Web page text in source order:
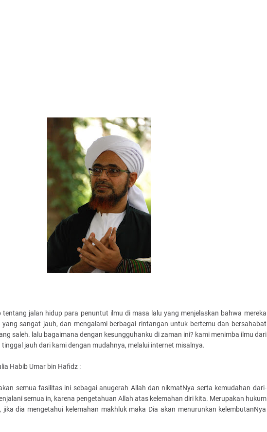
tentang jalan hidup para penuntut ilmu di masa lalu yang menjelaskan bahwa mereka
yang sangat jauh, dan mengalami berbagai rintangan untuk bertemu dan bersahabat
saleh. lalu bagaimana dengan kesungguhanku di zaman ini? kami menimba ilmu dari
jauh dari kami dengan mudahnya, melalui internet misalnya.
Habib Umar bin Hafidz :
semua fasilitas ini sebagai anugerah Allah dan nikmatNya serta kemudahan dari-
semua in, karena pengetahuan Allah atas kelemahan diri kita. Merupakan hukum
jika dia mengetahui kelemahan makhluk maka Dia akan menurunkan kelembutanNya